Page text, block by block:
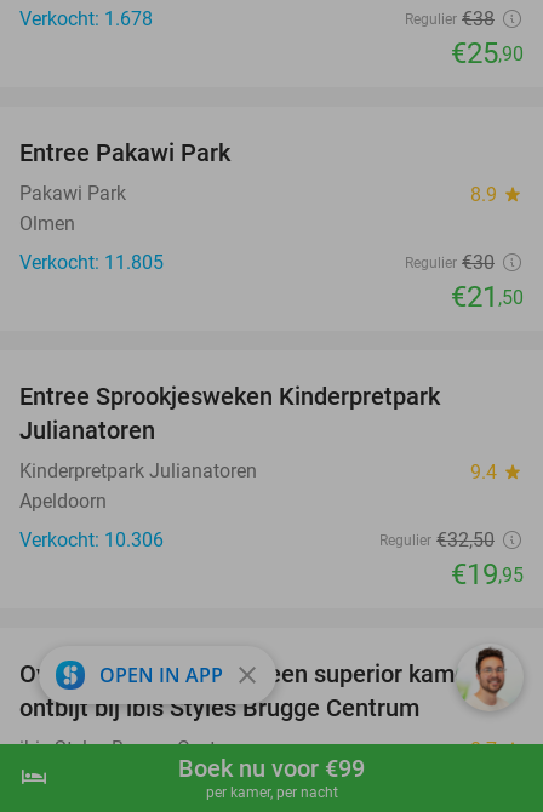
shopping_cart Boek nu
hotel Boek nu voor €99
per kamer, per nacht
Verkocht: 1.678
Regulier €38
€25,90
Entree Pakawi Park
Pakawi Park 8.9 star
Olmen
Verkocht: 11.805
Regulier €30
€21 ,50
Entree Sprookjesweken Kinderpretpark
Julianatoren
Kinderpretpark Julianatoren 9.4 star
Apeldoorn
Verkocht: 10.306
Regulier €32,50
€19,95
15%
Overnachting voor 2 in een superior kamer +
ontbijt bij ibis Styles Brugge Centrum
ibis Styles Brugge Centrum 8.7star
Brugge
OPEN IN APP close